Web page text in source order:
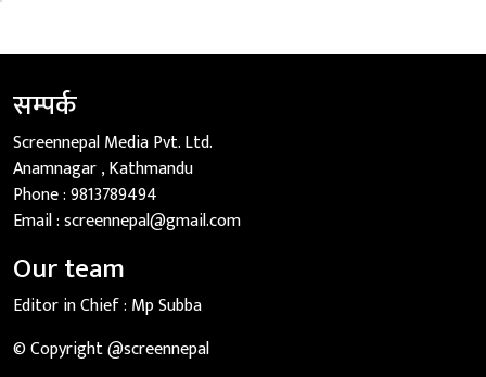
सम्पर्क
Screennepal Media Pvt. Ltd.
Anamnagar , Kathmandu
Phone :9813789494
Email :screennepal@gmail.com
Our team
Editor in Chief : Mp Subba
© Copyright @screennepal